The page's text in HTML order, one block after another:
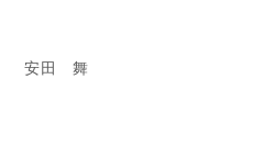
安田 舞